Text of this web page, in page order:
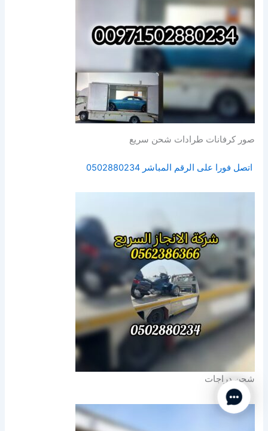
صور كرفانات طرادات شحن سريع
اتصل فورا على الرقم المباشر 0502880234
شحن دراجات
Contact Us